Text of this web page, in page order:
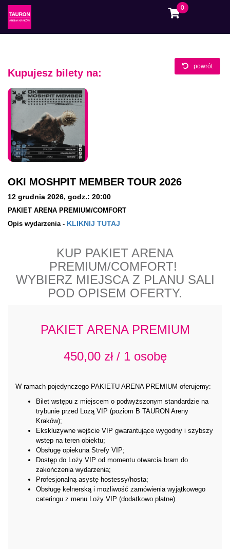
0
Kupujesz bilety na:
powrót
OKI MOSHPIT MEMBER TOUR 2026
12 grudnia 2026, godz.: 20:00
PAKIET ARENA PREMIUM/COMFORT
Opis wydarzenia - KLIKNIJ TUTAJ
KUP PAKIET ARENA
PREMIUM/COMFORT!
WYBIERZ MIEJSCA Z PLANU SALI
POD OPISEM OFERTY.
PAKIET ARENA PREMIUM
450,00 zł / 1 osobę
W ramach pojedynczego PAKIETU ARENA PREMIUM oferujemy:
Bilet wstępu z miejscem o podwyższonym standardzie na
trybunie przed Lożą VIP (poziom B TAURON Areny
Kraków);
Ekskluzywne wejście VIP gwarantujące wygodny i szybszy
wstęp na teren obiektu;
Obsługę opiekuna Strefy VIP;
Dostęp do Loży VIP od momentu otwarcia bram do
zakończenia wydarzenia;
Profesjonalną asystę hostessy/hosta;
Obsługę kelnerską i możliwość zamówienia wyjątkowego
cateringu z menu Loży VIP (dodatkowo płatne).